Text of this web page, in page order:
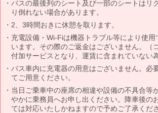
バスの最後列のシート及び一部のシートはリ
り倒れない場合があります。
2、3時間おきに休憩を取ります。
充電設備・Wi-Fiは機器トラブル等により使
います。その際のご返金はございません。（
付加サービスとなり、運賃に含まれていない為
バス車内に充電器の用意はございません。必
てご用意ください。
当日ご乗車中の座席の相違や設備の不具合等
やかに乗務員へお申し出ください。降車後の
ては対応いたしかねますので予めご了承くださ